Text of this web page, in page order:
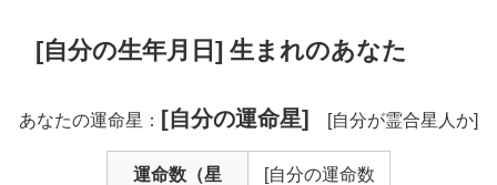
[自分の生年月日] 生まれのあなた
あなたの運命星： [自分の運命星] [自分が霊合星人か]
運命数（星
[自分の運命数